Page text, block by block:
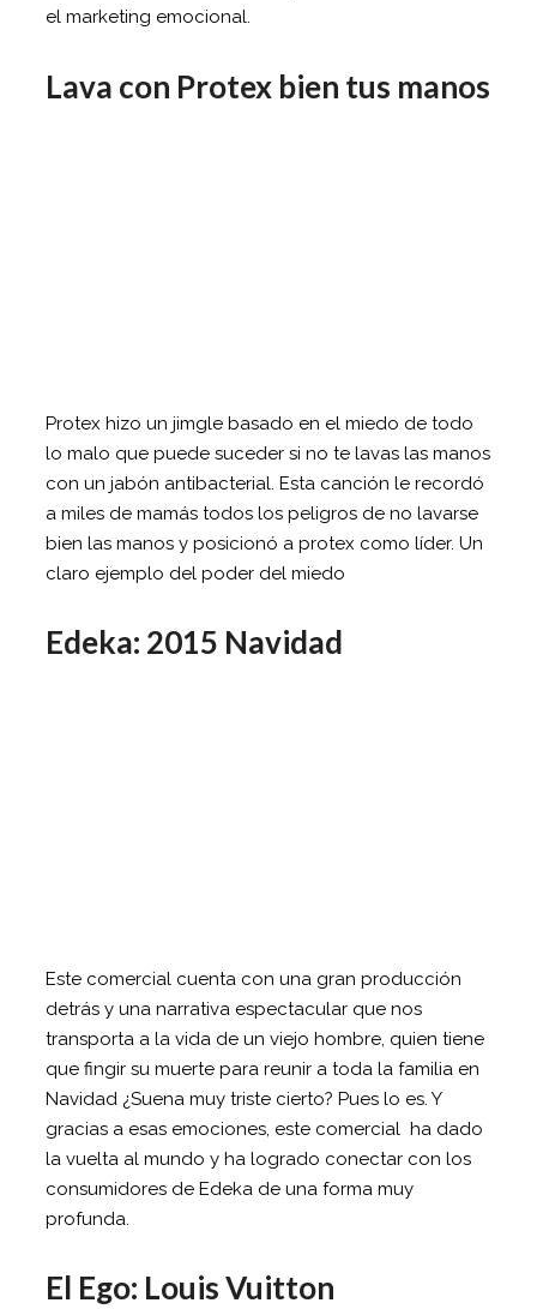
el marketing emocional.
Lava con Protex bien tus manos
Protex hizo un jimgle basado en el miedo de todo
lo malo que puede suceder si no te lavas las manos
con un jabón antibacterial. Esta canción le recordó
a miles de mamás todos los peligros de no lavarse
bien las manos y posicionó a protex como líder. Un
claro ejemplo del poder del miedo
Edeka: 2015 Navidad
Este comercial cuenta con una gran producción
detrás y una narrativa espectacular que nos
transporta a la vida de un viejo hombre, quien tiene
que fingir su muerte para reunir a toda la familia en
Navidad ¿Suena muy triste cierto? Pues lo es. Y
gracias a esas emociones, este comercial ha dado
la vuelta al mundo y ha logrado conectar con los
consumidores de Edeka de una forma muy
profunda.
El Ego: Louis Vuitton